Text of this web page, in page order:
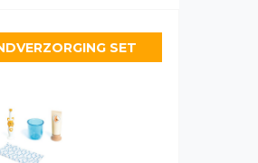
SET